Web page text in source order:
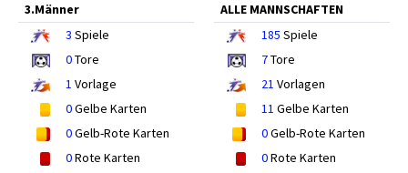
3.Männer
3 Spiele
0Tore
1 Vorlage
0Gelbe Karten
0Gelb-Rote Karten
0Rote Karten
ALLE MANNSCHAFTEN
185 Spiele
7Tore
21 Vorlagen
11 Gelbe Karten
0Gelb-Rote Karten
0Rote Karten